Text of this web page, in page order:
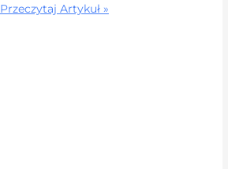
Przeczytaj Artykuł »